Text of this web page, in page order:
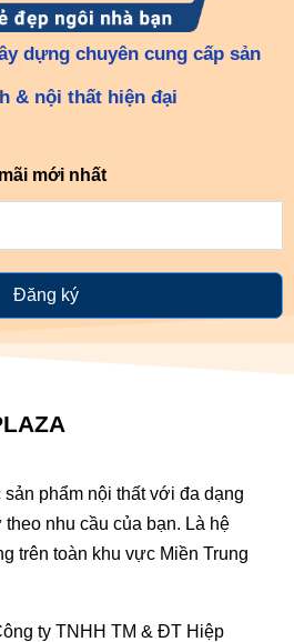
dựng chuyên cung cấp sản
& nội thất hiện đại
mới nhất
Đăng ký
phẩm nội thất với đa dạng
nhu cầu của bạn. Là hệ
trên toàn khu vực Miền Trung
ty TNHH TM & ĐT Hiệp